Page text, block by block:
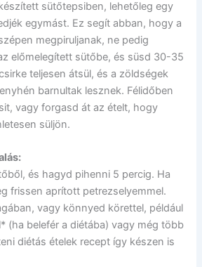
sütőtepsiben, lehetőleg egy
egymást. Ez segít abban, hogy a
megpiruljanak, ne pedig
előmelegített sütőbe, és süsd 30-35
teljesen átsül, és a zöldségek
barnultak lesznek. Félidőben
vagy forgasd át az ételt, hogy
süljön.
és hagyd pihenni 5 percig. Ha
frissen aprított petrezselyemmel.
vagy könnyed körettel, például
(ha belefér a diétába) vagy még több
diétás ételek recept így készen is